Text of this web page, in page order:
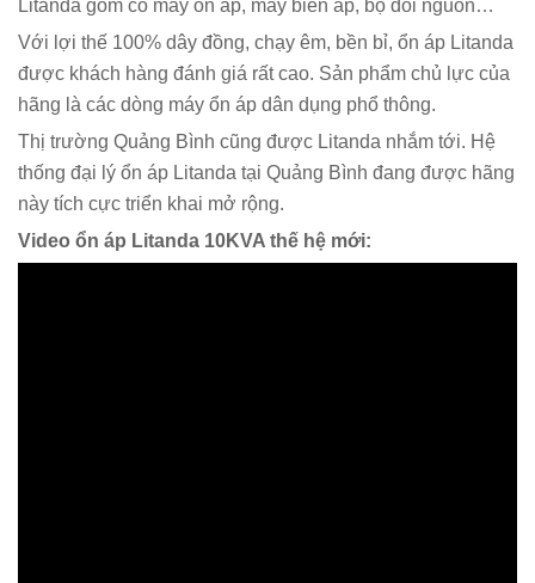
Litanda gồm có máy ổn áp, máy biến áp, bộ đổi nguồn…
Với lợi thế 100% dây đồng, chạy êm, bền bỉ, ổn áp Litanda
được khách hàng đánh giá rất cao. Sản phẩm chủ lực của
hãng là các dòng máy ổn áp dân dụng phổ thông.
Thị trường Quảng Bình cũng được Litanda nhắm tới. Hệ
thống đại lý ổn áp Litanda tại Quảng Bình đang được hãng
này tích cực triển khai mở rộng.
Video ổn áp Litanda 10KVA thế hệ mới: